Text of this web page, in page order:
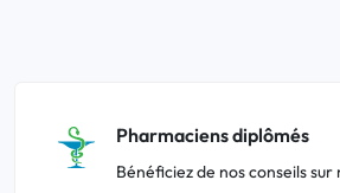
Pharmaciens diplômés
Bénéficiez de nos conseils sur